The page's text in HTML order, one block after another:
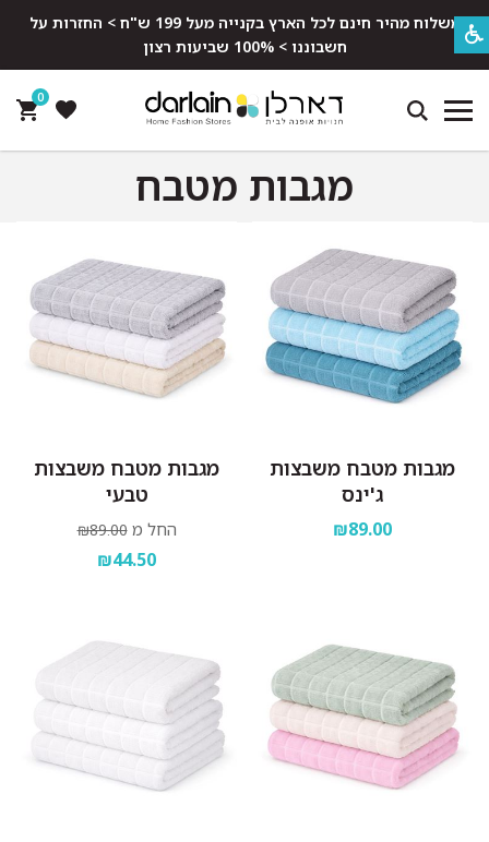
משלוח מהיר חינם לכל הארץ בקנייה מעל 199 ש"ח > החזרות על
חשבוננו > 100% שביעות רצון
0
מגבות מטבח
מגבות מטבח משבצות
ג'ינס
₪89.00
מגבות מטבח משבצות
טבעי
החל מ ₪89.00
₪44.50